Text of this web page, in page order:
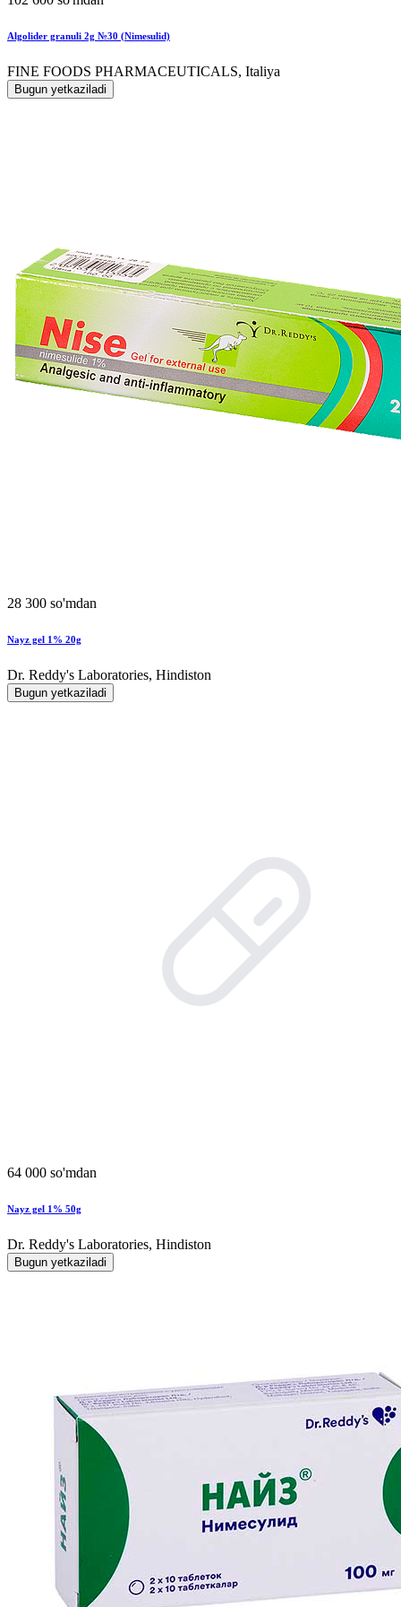
Algolider granuli 2g №30 (Nimesulid)
FINE FOODS PHARMACEUTICALS, Italiya
Bugun yetkaziladi
28 300 so'mdan
Nayz gel 1% 20g
Dr. Reddy's Laboratories, Hindiston
Bugun yetkaziladi
64 000 so'mdan
Nayz gel 1% 50g
Dr. Reddy's Laboratories, Hindiston
Bugun yetkaziladi